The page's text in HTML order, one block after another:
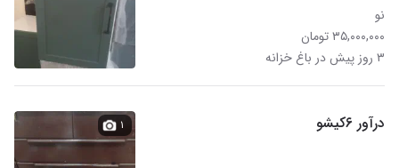
نو
۳۵,۰۰۰,۰۰۰ تومان
۳ روز پیش در باغ خزانه
درآور ۶کیشو ۱